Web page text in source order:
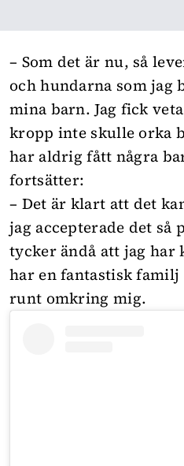
– Som det är nu, så
och hundarna som jag
mina barn. Jag fick
kropp inte skulle orka
har aldrig fått några
fortsätter:
– Det är klart att det
jag accepterade det så
tycker ändå att jag har
har en fantastisk familj
runt omkring mig.